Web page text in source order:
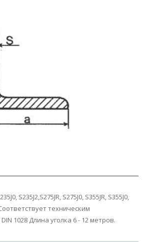
S235J2,S275JR, S275J0, S355JR, S355J0,
Соответствует техническим
1028 Длина уголка 6 - 12 метров.